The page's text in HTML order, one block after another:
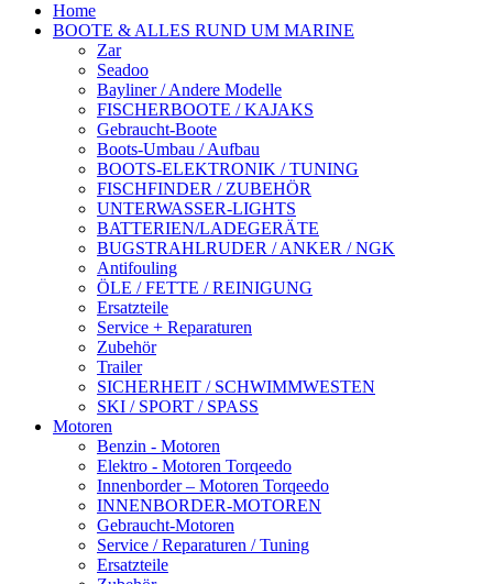
Home
BOOTE & ALLES RUND UM MARINE
Zar
Seadoo
Bayliner / Andere Modelle
FISCHERBOOTE / KAJAKS
Gebraucht-Boote
Boots-Umbau / Aufbau
BOOTS-ELEKTRONIK / TUNING
FISCHFINDER / ZUBEHÖR
UNTERWASSER-LIGHTS
BATTERIEN/LADEGERÄTE
BUGSTRAHLRUDER / ANKER / NGK
Antifouling
ÖLE / FETTE / REINIGUNG
Ersatzteile
Service + Reparaturen
Zubehör
Trailer
SICHERHEIT / SCHWIMMWESTEN
SKI / SPORT / SPASS
Motoren
Benzin - Motoren
Elektro - Motoren Torqeedo
Innenborder – Motoren Torqeedo
INNENBORDER-MOTOREN
Gebraucht-Motoren
Service / Reparaturen / Tuning
Ersatzteile